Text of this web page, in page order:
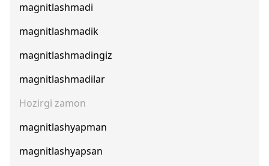
magnitlashmadi
magnitlashmadik
magnitlashmadingiz
magnitlashmadilar
Hozirgi zamon
magnitlashyapman
magnitlashyapsan